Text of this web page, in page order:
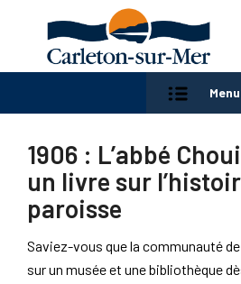
Menu
1906 : L’abbé
un livre sur
paroisse
Saviez-vous que la communauté
sur un musée et une bibliothèque